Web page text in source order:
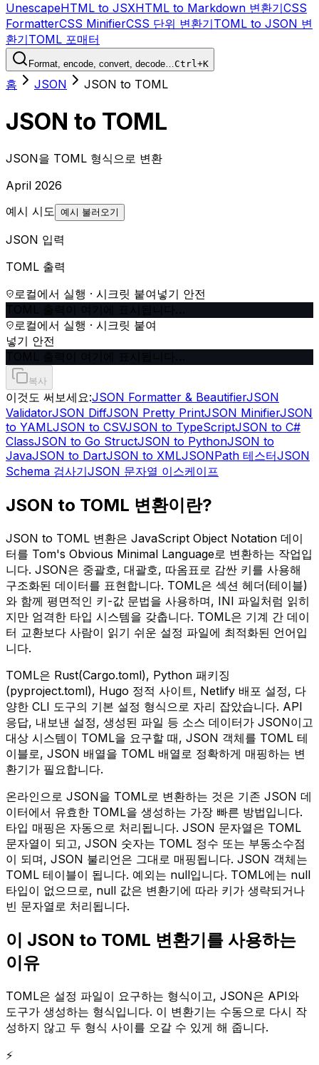
UnescapeHTML to JSXHTML to Markdown 변환기CSS
FormatterCSS MinifierCSS 단위 변환기TOML to JSON 변
환기TOML 포매터
Format, encode, convert, decode…Ctrl+K
홈 JSON JSON to TOML
JSON to TOML
JSON을 TOML 형식으로 변환
April 2026
예시 시도
예시 불러오기
JSON 입력
TOML 출력
로컬에서 실행 · 시크릿 붙여넣기 안전
로컬에서 실행 · 시크릿 붙여
넣기 안전
복사
이것도 써보세요:JSON Formatter & BeautifierJSON
ValidatorJSON DiffJSON Pretty PrintJSON MinifierJSON
to YAMLJSON to CSVJSON to TypeScriptJSON to C#
ClassJSON to Go StructJSON to PythonJSON to
JavaJSON to DartJSON to XMLJSONPath 테스터JSON
Schema 검사기JSON 문자열 이스케이프
JSON to TOML 변환이란?
JSON to TOML 변환은 JavaScript Object Notation 데이
터를 Tom's Obvious Minimal Language로 변환하는 작업입
니다. JSON은 중괄호, 대괄호, 따옴표로 감싼 키를 사용해
구조화된 데이터를 표현합니다. TOML은 섹션 헤더(테이블)
와 함께 평면적인 키-값 문법을 사용하며, INI 파일처럼 읽히
지만 엄격한 타입 시스템을 갖춥니다. TOML은 기계 간 데이
터 교환보다 사람이 읽기 쉬운 설정 파일에 최적화된 언어입
니다.
TOML은 Rust(Cargo.toml), Python 패키징
(pyproject.toml), Hugo 정적 사이트, Netlify 배포 설정, 다
양한 CLI 도구의 기본 설정 형식으로 자리 잡았습니다. API
응답, 내보낸 설정, 생성된 파일 등 소스 데이터가 JSON이고
대상 시스템이 TOML을 요구할 때, JSON 객체를 TOML 테
이블로, JSON 배열을 TOML 배열로 정확하게 매핑하는 변
환기가 필요합니다.
온라인으로 JSON을 TOML로 변환하는 것은 기존 JSON 데
이터에서 유효한 TOML을 생성하는 가장 빠른 방법입니다.
타입 매핑은 자동으로 처리됩니다. JSON 문자열은 TOML
문자열이 되고, JSON 숫자는 TOML 정수 또는 부동소수점
이 되며, JSON 불리언은 그대로 매핑됩니다. JSON 객체는
TOML 테이블이 됩니다. 예외는 null입니다. TOML에는 null
타입이 없으므로, null 값은 변환기에 따라 키가 생략되거나
빈 문자열로 처리됩니다.
이 JSON to TOML 변환기를 사용하는
이유
TOML은 설정 파일이 요구하는 형식이고, JSON은 API와
도구가 생성하는 형식입니다. 이 변환기는 수동으로 다시 작
성하지 않고 두 형식 사이를 오갈 수 있게 해 줍니다.
⚡